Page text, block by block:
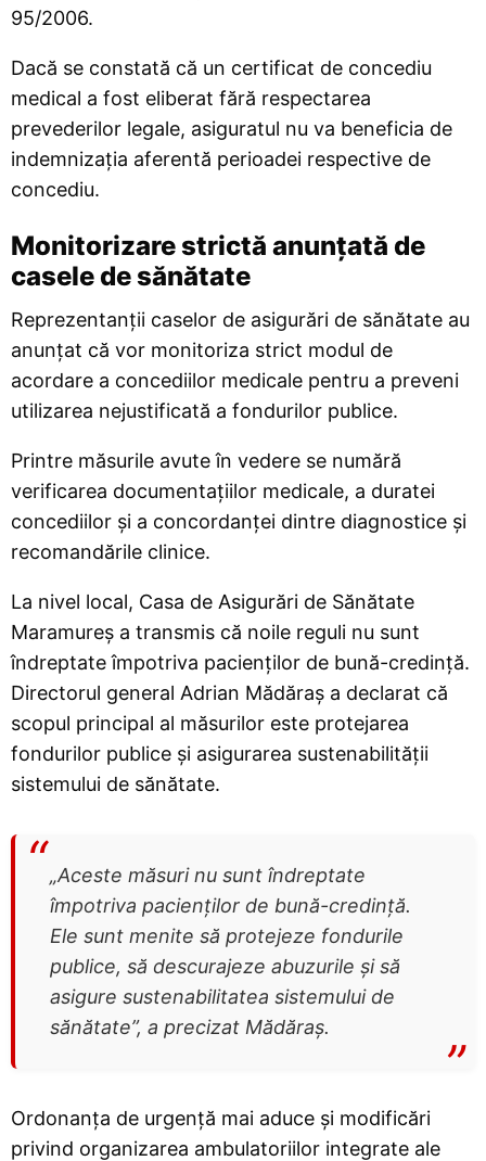
95/2006.
Dacă se constată că un certificat de concediu
medical a fost eliberat fără respectarea
prevederilor legale, asiguratul nu va beneficia de
indemnizația aferentă perioadei respective de
concediu.
Monitorizare strictă anunțată de
casele de sănătate
Reprezentanții caselor de asigurări de sănătate au
anunțat că vor monitoriza strict modul de
acordare a concediilor medicale pentru a preveni
utilizarea nejustificată a fondurilor publice.
Printre măsurile avute în vedere se numără
verificarea documentațiilor medicale, a duratei
concediilor și a concordanței dintre diagnostice și
recomandările clinice.
La nivel local, Casa de Asigurări de Sănătate
Maramureș a transmis că noile reguli nu sunt
îndreptate împotriva pacienților de bună-credință.
Directorul general Adrian Mădăraș a declarat că
scopul principal al măsurilor este protejarea
fondurilor publice și asigurarea sustenabilității
sistemului de sănătate.
„Aceste măsuri nu sunt îndreptate
împotriva pacienților de bună-credință.
Ele sunt menite să protejeze fondurile
publice, să descurajeze abuzurile și să
asigure sustenabilitatea sistemului de
sănătate”, a precizat Mădăraș.
Ordonanța de urgență mai aduce și modificări
privind organizarea ambulatoriilor integrate ale